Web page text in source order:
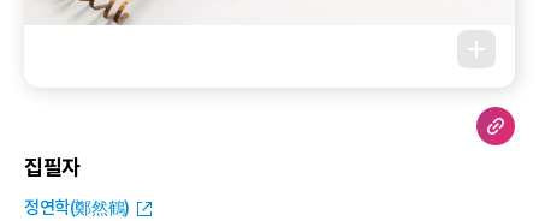
집필자
정연학(鄭然鶴)